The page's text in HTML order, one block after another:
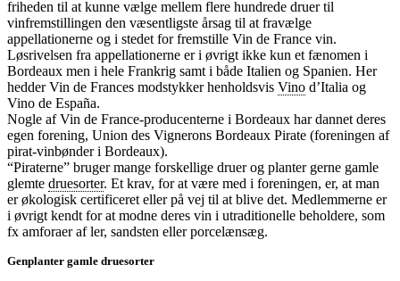
friheden til at kunne vælge mellem flere hundrede druer til
vinfremstillingen den væsentligste årsag til at fravælge
appellationerne og i stedet for fremstille Vin de France vin.
Løsrivelsen fra appellationerne er i øvrigt ikke kun et fænomen i
Bordeaux men i hele Frankrig samt i både Italien og Spanien. Her
hedder Vin de Frances modstykker henholdsvis Vino d’Italia og
Vino de España.
Nogle af Vin de France-producenterne i Bordeaux har dannet deres
egen forening, Union des Vignerons Bordeaux Pirate (foreningen af
pirat-vinbønder i Bordeaux).
“Piraterne” bruger mange forskellige druer og planter gerne gamle
glemte druesorter. Et krav, for at være med i foreningen, er, at man
er økologisk certificeret eller på vej til at blive det. Medlemmerne er
i øvrigt kendt for at modne deres vin i utraditionelle beholdere, som
fx amforaer af ler, sandsten eller porcelænsæg.
Genplanter gamle druesorter